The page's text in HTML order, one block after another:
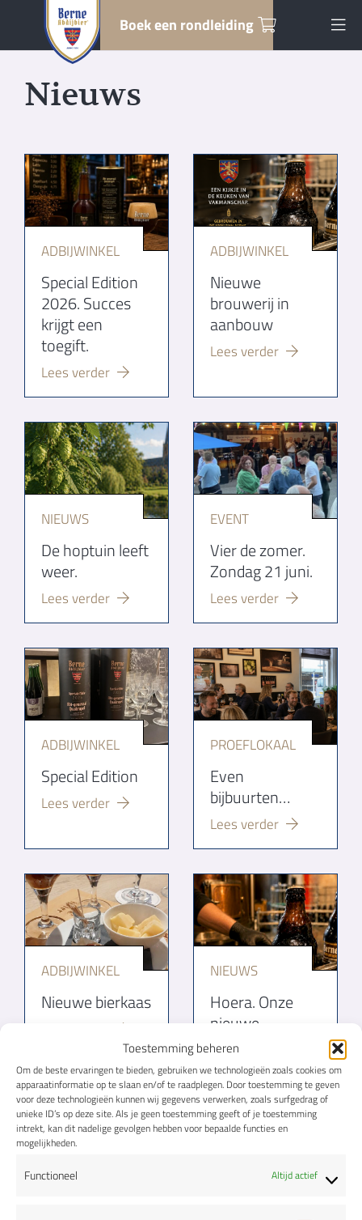
Toestemming beheren
Om de beste ervaringen te bieden, gebruiken we technologieën zoals cookies om
apparaatinformatie op te slaan en/of te raadplegen. Door toestemming te geven
voor deze technologieën kunnen wij gegevens verwerken, zoals surfgedrag of
unieke ID’s op deze site. Als je geen toestemming geeft of je toestemming
intrekt, kan dit nadelige gevolgen hebben voor bepaalde functies en
mogelijkheden.
Functioneel Altijd actief
Boek een rondleiding
Nieuws
ADBIJWINKEL
Special Edition
2026. Succes
krijgt een
toegift.
Lees verder
ADBIJWINKEL
Nieuwe
brouwerij in
aanbouw
Lees verder
NIEUWS
De hoptuin leeft
weer.
Lees verder
EVENT
Vier de zomer.
Zondag 21 juni.
Lees verder
ADBIJWINKEL
Special Edition
Lees verder
PROEFLOKAAL
Even
bijbuurten…
Lees verder
ADBIJWINKEL
Nieuwe bierkaas
NIEUWS
Hoera. Onze
nieuwe
brouwerij is een
feit
Lees verder